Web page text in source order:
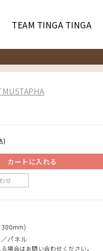
TEAM TINGA TINGA
)
カートに入れる
せ
パネル
場合はお問い合わせください。